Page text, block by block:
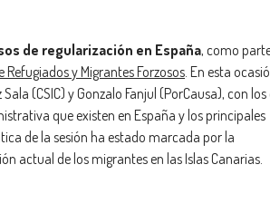
de regularización en España, como
Refugiados y Migrantes Forzosos. En esta
(CSIC) y Gonzalo Fanjul (PorCausa), con los
que existen en España y los principales
de la sesión ha estado marcada por la
actual de los migrantes en las Islas Canarias.